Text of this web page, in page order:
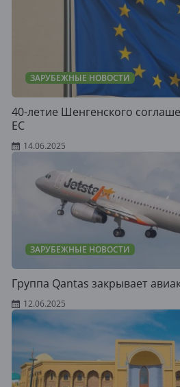
ЗАРУБЕЖНЫЕ НОВОСТИ
40-летие Шенгенского
EC
14.06.2025
ЗАРУБЕЖНЫЕ НОВОСТИ
Группа Qantas закрывает
12.06.2025